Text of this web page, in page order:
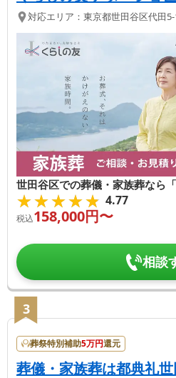
対応エリア： 東京都世田谷区代田
世田谷区での葬儀・家族葬なら
★★★★★
★★★★★ 4.77
税込158,000円〜
相談
3
葬祭特別補助5万円還元
葬儀・家族葬は都典礼